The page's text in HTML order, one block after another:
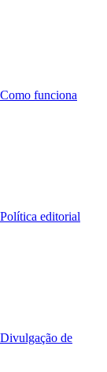
Como funciona
Política editorial
Divulgação de